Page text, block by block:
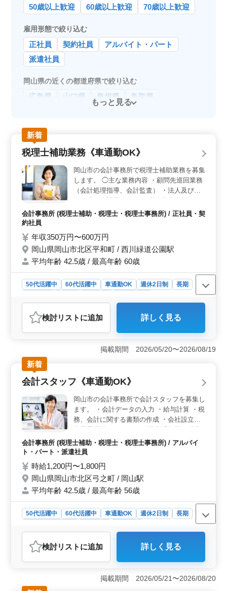
50歳以上歓迎 60歳以上歓迎 70歳以上歓迎
雇用形態で絞り込む
正社員 契約社員
アルバイト・パート
派遣社員
岡山県の近くの都道府県で絞り込む
広島県 山口県 島根県 鳥取県
もっと見る
新着
税理士補助業務《車通勤OK》
岡山市の会計事務所で税理士補助業務を募集
します。 ◯主な業務内容 ・顧問先巡回業務
（会計処理指導、会計監査） ・法人及び個
人の税務会計業務 ・各種税務申告書類の作
成及び税務相談業務 ・相続対策～相続税申
す。 ぜひ今までの経験を活かして頂ける方
のご応募お待ちしております。
会計事務所 (税理士補助・税理士・税理士事務所) / 正社員・契
約社員
年収350万円〜600万円
岡山県岡山市北区平和町 / 西川緑道公園駅
平均年齢 42.5歳 / 最高年齢 60歳
50代活躍中 60代活躍中 車通勤OK 週休2日制
長期
おすすめポイント
＜経験を活かせる環境＞ この求人では会計事務所での
経験が求められるため、これまで培ったスキルを存分に
年齢を問わず経験が評価される職場環境です。 ＜働
きやすい就業条件＞ 年間休日130日や土日祝休み、さ
らに残業なしといった就業条件は非常に魅力的です。プ
ライベートと仕事の両立が可能で、ライフスタイルを大
も便利なため、通勤の負担が少ない点もポイントです。
＜安定性と待遇の魅力＞ 正社員または契約社員と
して雇用され、社会保険完備や賞与制度など、長期的に
安定して働ける環境が整っています。年収は350万〜600
万円と幅があり、スキルに応じて高収入を目指せる点も
大きな魅力です。安心して長く働きたい方に最適な職場
検討リスト に追加 詳しく見る
掲載期間 2026/05/20〜2026/08/19
新着
会計スタッフ《車通勤OK》
岡山市の会計事務所で会計スタッフを募集し
ます。 ・会計データの入力 ・給与計算 ・税
務、会計に関する書類の作成 ・会社設立、
あり ※残業なし 現在50歳以上も活躍してい
る企業です。 ぜひ今までの経験を活かして
会計事務所 (税理士補助・税理士・税理士事務所) / アルバイ
ト・パート・派遣社員
時給1,200円〜1,800円
岡山県岡山市北区弓之町 / 岡山駅
平均年齢 42.5歳 / 最高年齢 56歳
50代活躍中 60代活躍中 車通勤OK 週休2日制
長期
会計事務所
おすすめポイント
＜柔軟な勤務体系と高待遇＞ 本求人では、週3～5日の
選択可能な勤務日数に加え、残業なしの環境が整ってい
ます。また、時給は1,200円～1,800円と地域相場以上
検討リスト に追加 詳しく見る
掲載期間 2026/05/21〜2026/08/20